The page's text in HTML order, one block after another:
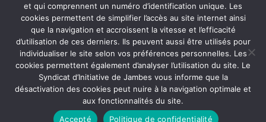
et qui comprennent un numéro d’identification unique. Les
cookies permettent de simplifier l’accès au site internet ainsi
que la navigation et accroissent la vitesse et l’efficacité
d’utilisation de ces derniers. Ils peuvent aussi être utilisés pour
individualiser le site selon vos préférences personnelles. Les
cookies permettent également d’analyser l’utilisation du site. Le
Syndicat d’Initiative de Jambes vous informe que la
désactivation des cookies peut nuire à la navigation optimale et
aux fonctionnalités du site.
Accepté
Politique de confidentialité